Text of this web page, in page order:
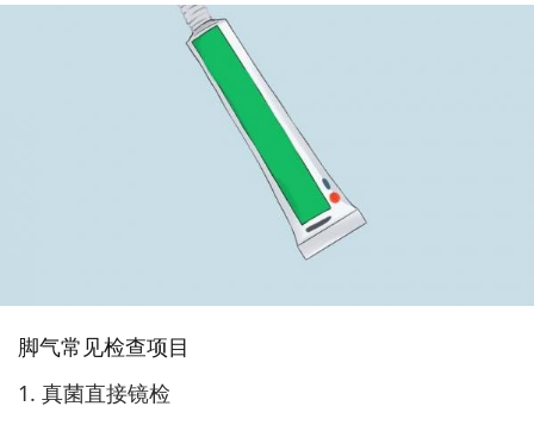
脚气常见检查项目
1. 真菌直接镜检